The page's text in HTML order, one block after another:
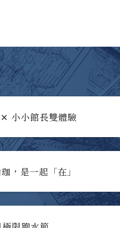
小小館長雙體驗
，是一起「在」